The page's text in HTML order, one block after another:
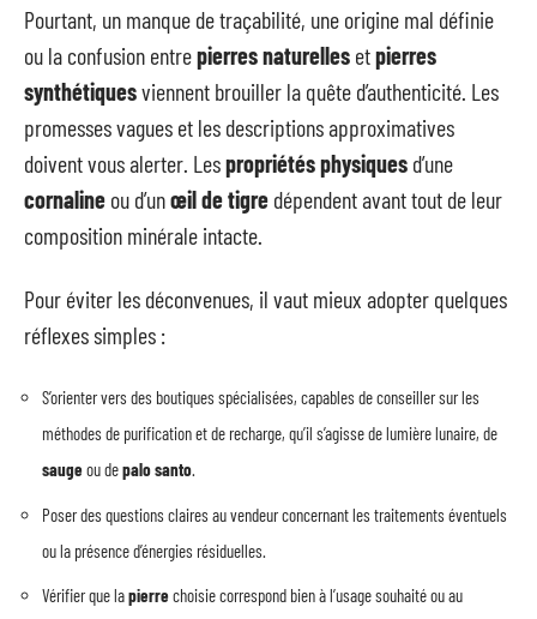
Pourtant, un manque de traçabilité, une origine mal définie
ou la confusion entrepierres naturelles etpierres
synthétiquesviennent brouiller la quête d’authenticité. Les
promesses vagues et les descriptions approximatives
doivent vous alerter. Lespropriétés physiques d’une
cornaline ou d’unœil de tigre dépendent avant tout de leur
composition minérale intacte.
Pour éviter les déconvenues, il vaut mieux adopter quelques
réflexes simples :
S’orienter vers des boutiques spécialisées, capables de conseiller sur les
méthodes de purification et de recharge, qu’il s’agisse de lumière lunaire, de
saugeou depalo santo.
Poser des questions claires au vendeur concernant les traitements éventuels
ou la présence d’énergies résiduelles.
Vérifier que lapierrechoisie correspond bien à l’usage souhaité ou au